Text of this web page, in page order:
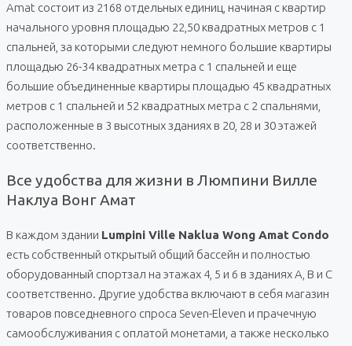
Amat состоит из 2168 отдельных единиц, начиная с квартир
начального уровня площадью 22,50 квадратных метров с 1
спальней, за которыми следуют немного большие квартиры
площадью 26-34 квадратных метра с 1 спальней и еще
большие объединенные квартиры площадью 45 квадратных
метров с 1 спальней и 52 квадратных метра с 2 спальнями,
расположенные в 3 высотных зданиях в 20, 28 и 30 этажей
соответственно.
Все удобства для жизни в Люмпини Вилле
Наклуа Вонг Амат
В каждом здании Lumpini Ville Naklua Wong Amat Condo
есть собственный открытый общий бассейн и полностью
оборудованный спортзал на этажах 4, 5 и 6 в зданиях A, B и C
соответственно. Другие удобства включают в себя магазин
товаров повседневного спроса Seven-Eleven и прачечную
самообслуживания с оплатой монетами, а также несколько